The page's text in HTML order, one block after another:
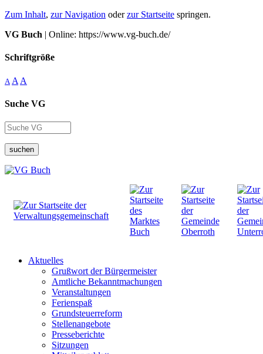
Zum Inhalt, zur Navigation oderzur Startseite springen.
VG Buch | Online: https://www.vg-buch.de/
Schriftgröße
A A A
Suche VG
suchen
Aktuelles
Grußwort der Bürgermeister
Amtliche Bekanntmachungen
Veranstaltungen
Ferienspaß
Grundsteuerreform
Stellenangebote
Presseberichte
Sitzungen